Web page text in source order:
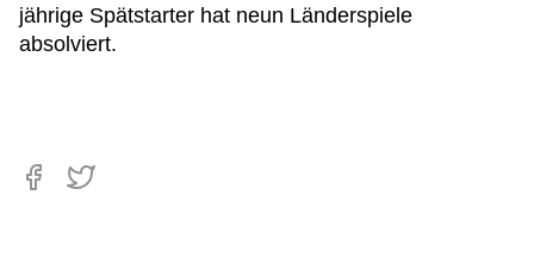
jährige Spätstarter hat neun Länderspiele
absolviert.